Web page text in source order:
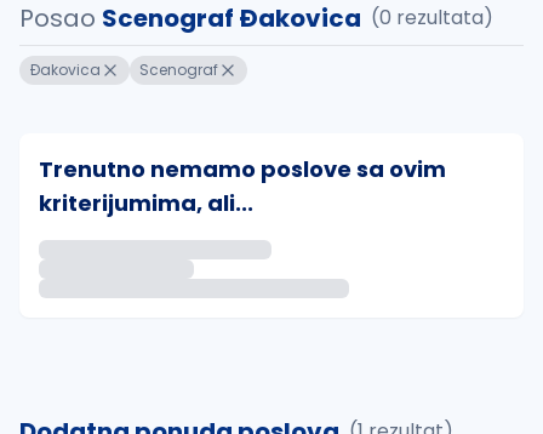
Posao Scenograf Ðakovica (0 rezultata)
Ðakovica Scenograf
Trenutno nemamo poslove sa ovim
kriterijumima, ali...